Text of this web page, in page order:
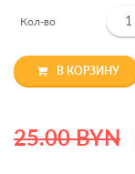
Кол-во
В КОРЗИНУ
25.00 BYN